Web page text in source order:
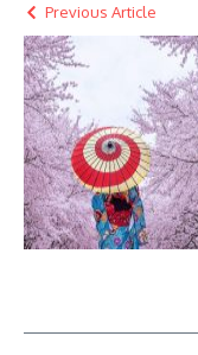
Previous Article